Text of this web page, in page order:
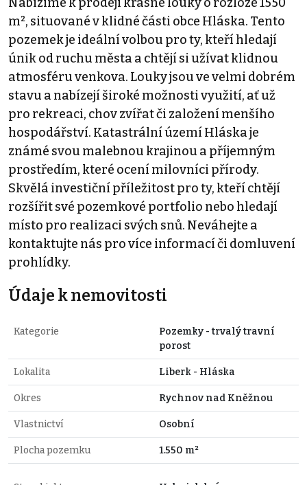
m², situované v klidné části obce Hláska. Tento
pozemek je ideální volbou pro ty, kteří hledají
únik od ruchu města a chtějí si užívat klidnou
atmosféru venkova. Louky jsou ve velmi dobrém
stavu a nabízejí široké možnosti využití, ať už
pro rekreaci, chov zvířat či založení menšího
hospodářství. Katastrální území Hláska je
známé svou malebnou krajinou a příjemným
prostředím, které ocení milovníci přírody.
Skvělá investiční příležitost pro ty, kteří chtějí
rozšířit své pozemkové portfolio nebo hledají
místo pro realizaci svých snů. Neváhejte a
kontaktujte nás pro více informací či domluvení
prohlídky.
Údaje k nemovitosti
Kategorie
Pozemky - trvalý travní
porost
Lokalita Liberk - Hláska
Okres Rychnov nad Kněžnou
Vlastnictví Osobní
Plocha pozemku 1.550 m²